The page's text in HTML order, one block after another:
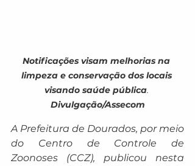
Notificações visam melhorias na
limpeza e conservação dos locais
visando saúde pública.
Divulgação/Assecom
A Prefeitura de Dourados, por meio
do Centro de Controle de
Zoonoses (CCZ), publicou nesta